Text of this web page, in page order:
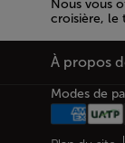
Nous vous
croisière, le
Bas
À propos
Modes de